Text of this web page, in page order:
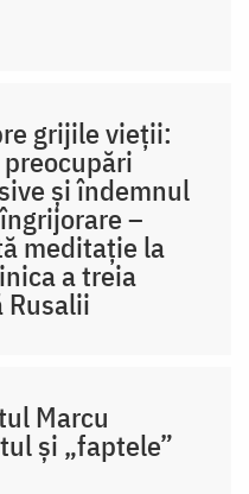
grijile vieții:
și îndemnul
–
meditație la
a treia
Rusalii
Marcu
și „faptele”